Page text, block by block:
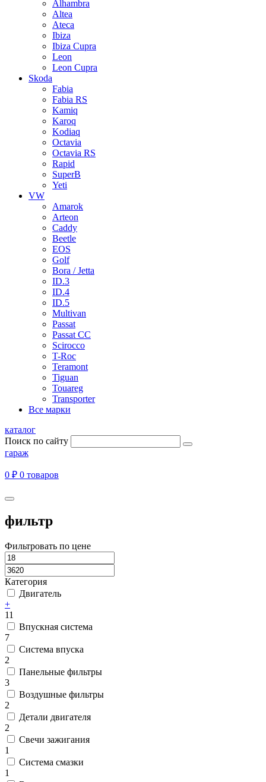
Alhambra
Altea
Ateca
Ibiza
Ibiza Cupra
Leon
Leon Cupra
Skoda
Fabia
Fabia RS
Kamiq
Karoq
Kodiaq
Octavia
Octavia RS
Rapid
SuperB
Yeti
VW
Amarok
Arteon
Caddy
Beetle
EOS
Golf
Bora / Jetta
ID.3
ID.4
ID.5
Multivan
Passat
Passat CC
Scirocco
T-Roc
Teramont
Tiguan
Touareg
Transporter
Все марки
каталог
Поиск по сайту
гараж
0 ₽ 0 товаров
фильтр
Фильтровать по цене
Категория
Двигатель
+
11
Впускная система
7
Система впуска
2
Панельные фильтры
3
Воздушные фильтры
2
Детали двигателя
2
Свечи зажигания
1
Система смазки
1